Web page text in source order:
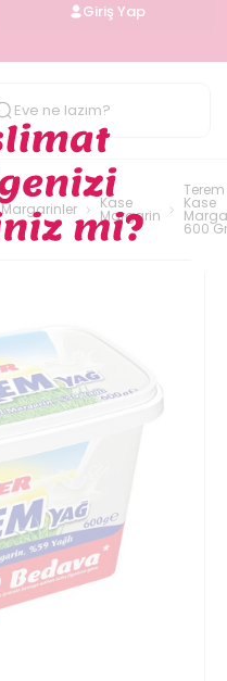
Giriş Yap
Margarinler Kase
Margarin
Terem
Kase
600 Gr